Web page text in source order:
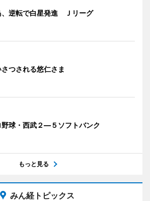
、逆転で白星発進 Ｊリーグ
さつされる悠仁さま
野球・西武２―５ソフトバンク
もっと見る
みん経トピックス